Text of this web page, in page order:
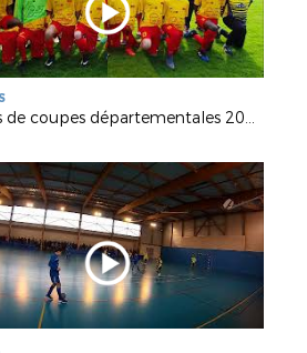
Finales de coupes départementales 2018